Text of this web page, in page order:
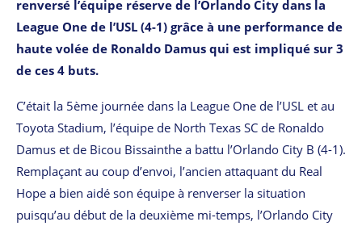
renversé l’équipe réserve de l’Orlando City dans la
League One de l’USL (4-1) grâce à une performance de
haute volée de Ronaldo Damus qui est impliqué sur 3
de ces 4 buts.
C’était la 5ème journée dans la League One de l’USL et au
Toyota Stadium, l’équipe de North Texas SC de Ronaldo
Damus et de Bicou Bissainthe a battu l’Orlando City B (4-1).
Remplaçant au coup d’envoi, l’ancien attaquant du Real
Hope a bien aidé son équipe à renverser la situation
puisqu’au début de la deuxième mi-temps, l’Orlando City